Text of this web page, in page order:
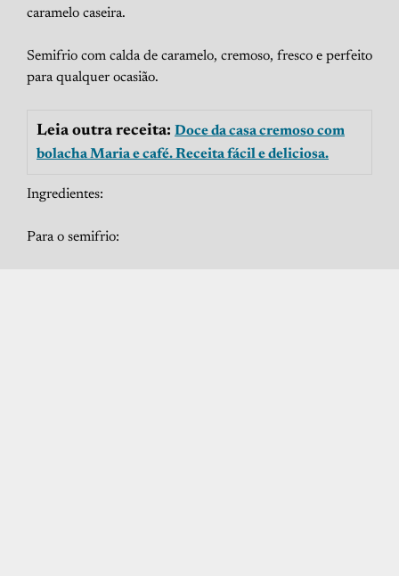
caramelo caseira.
Semifrio com calda de caramelo, cremoso, fresco e perfeito
para qualquer ocasião.
Leia outra receita: Doce da casa cremoso com
bolacha Maria e café. Receita fácil e deliciosa.
Ingredientes:
Para o semifrio: